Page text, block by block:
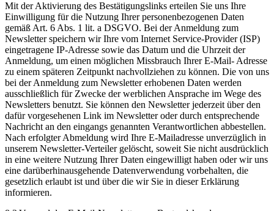
Mit der Aktivierung des Bestätigungslinks erteilen Sie uns Ihre
Einwilligung für die Nutzung Ihrer personenbezogenen Daten
gemäß Art. 6 Abs. 1 lit. a DSGVO. Bei der Anmeldung zum
Newsletter speichern wir Ihre vom Internet Service-Provider (ISP)
eingetragene IP-Adresse sowie das Datum und die Uhrzeit der
Anmeldung, um einen möglichen Missbrauch Ihrer E-Mail- Adresse
zu einem späteren Zeitpunkt nachvollziehen zu können. Die von uns
bei der Anmeldung zum Newsletter erhobenen Daten werden
ausschließlich für Zwecke der werblichen Ansprache im Wege des
Newsletters benutzt. Sie können den Newsletter jederzeit über den
dafür vorgesehenen Link im Newsletter oder durch entsprechende
Nachricht an den eingangs genannten Verantwortlichen abbestellen.
Nach erfolgter Abmeldung wird Ihre E-Mailadresse unverzüglich in
unserem Newsletter-Verteiler gelöscht, soweit Sie nicht ausdrücklich
in eine weitere Nutzung Ihrer Daten eingewilligt haben oder wir uns
eine darüberhinausgehende Datenverwendung vorbehalten, die
gesetzlich erlaubt ist und über die wir Sie in dieser Erklärung
informieren.